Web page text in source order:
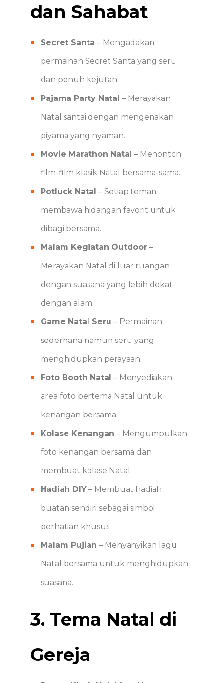
dan Sahabat
Secret Santa – Mengadakan
permainan Secret Santa yang seru
dan penuh kejutan.
Pajama Party Natal – Merayakan
Natal santai dengan mengenakan
piyama yang nyaman.
Movie Marathon Natal – Menonton
film-film klasik Natal bersama-sama.
Potluck Natal – Setiap teman
membawa hidangan favorit untuk
dibagi bersama.
Malam Kegiatan Outdoor –
Merayakan Natal di luar ruangan
dengan suasana yang lebih dekat
dengan alam.
Game Natal Seru – Permainan
sederhana namun seru yang
menghidupkan perayaan.
Foto Booth Natal – Menyediakan
area foto bertema Natal untuk
kenangan bersama.
Kolase Kenangan – Mengumpulkan
foto kenangan bersama dan
membuat kolase Natal.
Hadiah DIY – Membuat hadiah
buatan sendiri sebagai simbol
perhatian khusus.
Malam Pujian – Menyanyikan lagu
Natal bersama untuk menghidupkan
suasana.
3. Tema Natal di
Gereja